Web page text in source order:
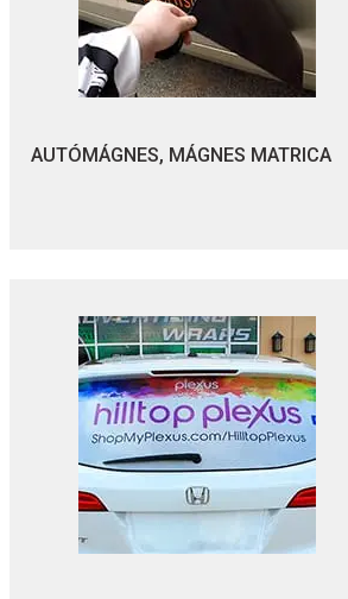
AUTÓMÁGNES, MÁGNES MATRICA